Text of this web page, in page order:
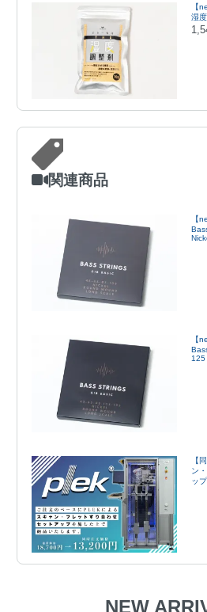
【
湿
関連商品
【
【
125
【
ン
ップ
NEW